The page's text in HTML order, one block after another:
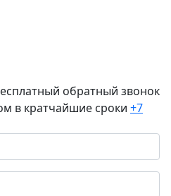
обратный звонок
в кратчайшие сроки +7